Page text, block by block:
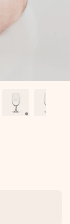
hjerte.
i